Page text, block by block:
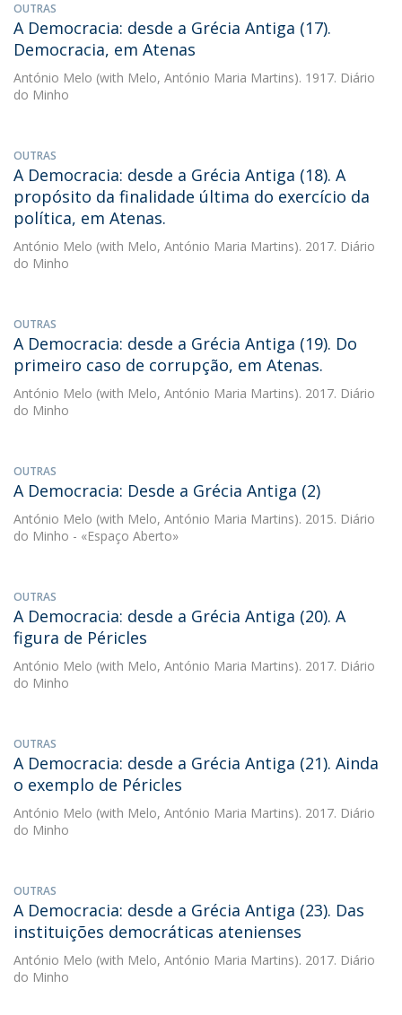
OUTRAS
A Democracia: desde a Grécia Antiga (17).
Democracia, em Atenas
António Melo (with Melo, António Maria Martins). 1917. Diário
do Minho
OUTRAS
A Democracia: desde a Grécia Antiga (18). A
propósito da finalidade última do exercício da
política, em Atenas.
António Melo (with Melo, António Maria Martins). 2017. Diário
do Minho
OUTRAS
A Democracia: desde a Grécia Antiga (19). Do
primeiro caso de corrupção, em Atenas.
António Melo (with Melo, António Maria Martins). 2017. Diário
do Minho
OUTRAS
A Democracia: Desde a Grécia Antiga (2)
António Melo (with Melo, António Maria Martins). 2015. Diário
do Minho - «Espaço Aberto»
OUTRAS
A Democracia: desde a Grécia Antiga (20). A
figura de Péricles
António Melo (with Melo, António Maria Martins). 2017. Diário
do Minho
OUTRAS
A Democracia: desde a Grécia Antiga (21). Ainda
o exemplo de Péricles
António Melo (with Melo, António Maria Martins). 2017. Diário
do Minho
OUTRAS
A Democracia: desde a Grécia Antiga (23). Das
instituições democráticas atenienses
António Melo (with Melo, António Maria Martins). 2017. Diário
do Minho